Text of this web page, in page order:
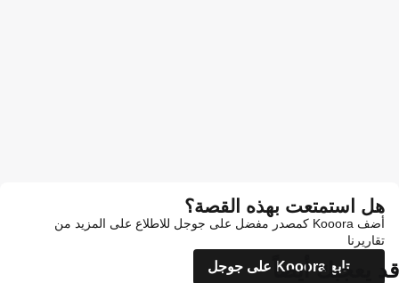
هل استمتعت بهذه القصة؟
أضف Kooora كمصدر مفضل على جوجل للاطلاع على المزيد من
تقاريرنا
تابع Kooora على جوجل
قد يعجبك أيضاً